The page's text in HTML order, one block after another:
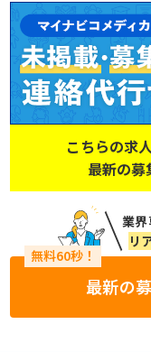
こちらの求
最新の募
業
リ
最新の